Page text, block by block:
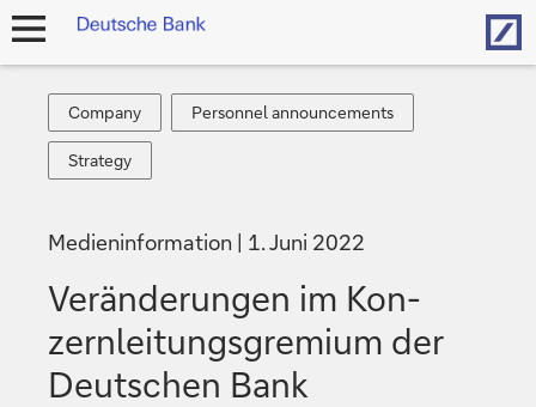
Navigation
Company
Company
Personnel
announcements
Personnel announcements
Strategy
Strategy
Medieninformation 1. Juni 2022
Ver­än­de­rungen im Kon­
zern­lei­tungs­gre­mi­um der
Deutschen Bank